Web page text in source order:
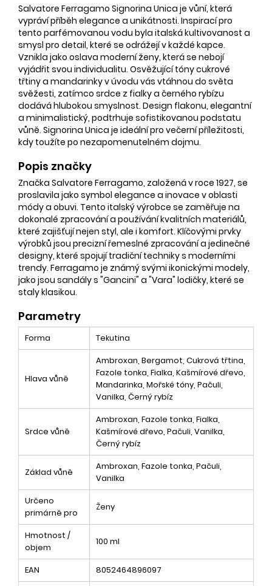
Salvatore Ferragamo Signorina Unica je vůní, která
vypráví příběh elegance a unikátnosti. Inspirací pro
tento parfémovanou vodu byla italská kultivovanost a
smysl pro detail, které se odrážejí v každé kapce.
Vznikla jako oslava moderní ženy, která se nebojí
vyjádřit svou individualitu. Osvěžující tóny cukrové
třtiny a mandarinky v úvodu vás vtáhnou do světa
svěžesti, zatímco srdce z fialky a černého rybízu
dodává hlubokou smyslnost. Design flakonu, elegantní
a minimalistický, podtrhuje sofistikovanou podstatu
vůně. Signorina Unica je ideální pro večerní příležitosti,
kdy toužíte po nezapomenutelném dojmu.
Popis značky
Značka Salvatore Ferragamo, založená v roce 1927, se
proslavila jako symbol elegance a inovace v oblasti
módy a obuvi. Tento italský výrobce se zaměřuje na
dokonalé zpracování a používání kvalitních materiálů,
které zajišťují nejen styl, ale i komfort. Klíčovými prvky
výrobků jsou precizní řemeslné zpracování a jedinečné
designy, které spojují tradiční techniky s moderními
trendy. Ferragamo je známý svými ikonickými modely,
jako jsou sandály s "Gancini" a "Vara" lodičky, které se
staly klasikou.
Parametry
Forma Tekutina
Hlava vůně
Ambroxan, Bergamot, Cukrová třtina,
Fazole tonka, Fialka, Kašmírové dřevo,
Mandarinka, Mořské tóny, Pačuli,
Vanilka, Černý rybíz
Srdce vůně
Ambroxan, Fazole tonka, Fialka,
Kašmírové dřevo, Pačuli, Vanilka,
Černý rybíz
Základ vůně
Ambroxan, Fazole tonka, Pačuli,
Vanilka
Určeno
primárně pro
Ženy
Hmotnost /
objem
100 ml
EAN 8052464896097